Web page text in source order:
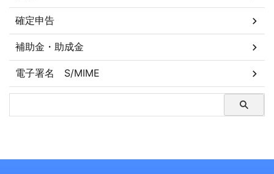
確定申告
補助金・助成金
電子署名 S/MIME